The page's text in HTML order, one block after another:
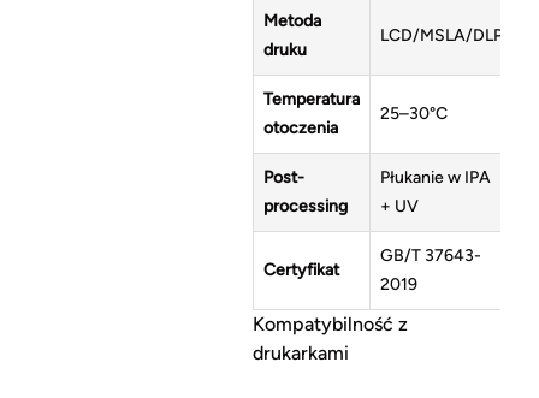
Metoda
druku
LCD/MSLA/DLP
Temperatura
otoczenia
25–30°C
Post-
processing
Płukanie w IPA
+ UV
Certyfikat
GB/T 37643-
2019
Kompatybilność z
drukarkami